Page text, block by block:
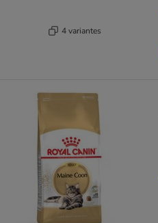
4 variantes